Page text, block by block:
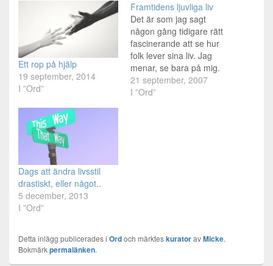
Ett rop på hjälp
19 september, 2014
I ”Ord”
Framtidens ljuvliga liv
Det är som jag sagt
någon gång tidigare rätt
fascinerande att se hur
folk lever sina liv. Jag
menar, se bara på mig.
Tog mig många år att ens
våga mig på att börja den
21 september, 2007
I ”Ord”
Dags att ändra livsstil
drastiskt, eller något..
5 december, 2013
I ”Ord”
Detta inlägg publicerades i Ordoch märkteskuratoravMicke.
Bokmärkpermalänken.